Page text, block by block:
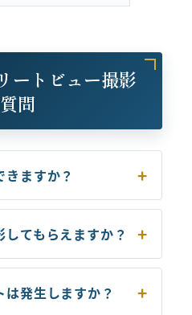
ートビュー撮影
問
ますか？
てもらえますか？
発生しますか？